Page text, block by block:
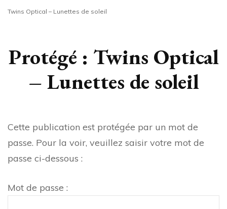
Twins Optical – Lunettes de soleil
Protégé : Twins Optical
– Lunettes de soleil
Cette publication est protégée par un mot de
passe. Pour la voir, veuillez saisir votre mot de
passe ci-dessous :
Mot de passe :